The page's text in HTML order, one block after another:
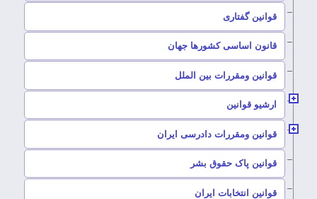
قوانین گفتاری
قانون اساسی کشورها جهان
قوانین ومقررات بین الملل
ارشیو قوانین
قوانین ومقررات دادرسی ایران
قوانین پاک حقوق بشر
قوانین انتخابات ایران